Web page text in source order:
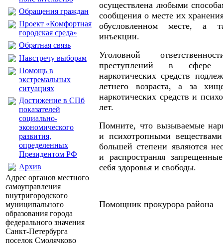
Обращения граждан
Проект «Комфортная
городская среда»
Обратная связь
Навстречу выборам
Помощь в
экстремальных
ситуациях
Достижение в СПб
показателей
социально-
экономического
развития,
определенных
Президентом РФ
Архив
Адрес органов местного
самоуправления
внутригородского
муниципального
образования города
федерального значения
Санкт-Петербурга
поселок Смолячково
осуществлена любыми
сообщения о месте их
обусловленном месте, а
инъекции.
Уголовной
преступлений в сфере
наркотических средств
летнего возраста, а за
наркотических средств и
лет.
Помните, что вызываемые
и психотропными
большей степени являются
и распространяя
себя здоровья и свободы.
Помощник прокурора